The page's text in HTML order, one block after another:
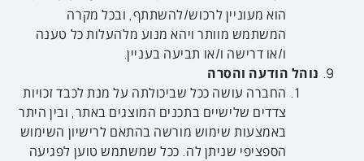
הוא מעוניין לרכוש/להשתתף, ובכל מקרה
המשתמש מוותר ויהא מנוע מלהעלות כל טענה
ו/או דרישה ו/או תביעה בעניין.
נוהל הודעה והסרה
החברה עושה ככל שביכולתה על מנת לכבד זכויות
צדדים שלישיים בתכנים המוצגים באתר, ובין היתר
באמצעות שימוש מורשה בהתאם לרישיון השימוש
הספציפי שניתן לה. ככל שמשתמש טוען לפגיעה